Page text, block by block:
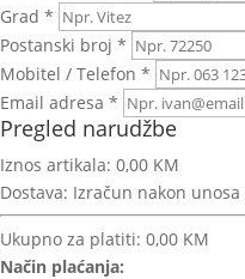
Grad *
Postanski broj *
Mobitel / Telefon *
Email adresa *
Pregled narudžbe
Iznos artikala: 0,00 KM
Dostava: Izračun nakon unosa
Ukupno za platiti: 0,00 KM
Način plaćanja: